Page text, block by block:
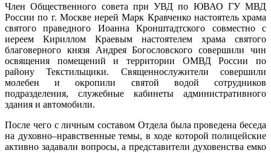
Член Общественного совета при УВД по ЮВАО ГУ МВД
России по г. Москве иерей Марк Кравченко настоятель храма
святого праведного Иоанна Кронштадтского совместно с
иереем Кириллом Краевым настоятелем храма святого
благоверного князя Андрея Богословского совершили чин
освящения помещений и территории ОМВД России по
району Текстильщики. Священнослужители совершили
молебен и окропили святой водой сотрудников
подразделения, служебные кабинеты административного
здания и автомобили.
После чего с личным составом Отдела была проведена беседа
на духовно–нравственные темы, в ходе которой полицейские
активно задавали вопросы, а представители духовенства емко